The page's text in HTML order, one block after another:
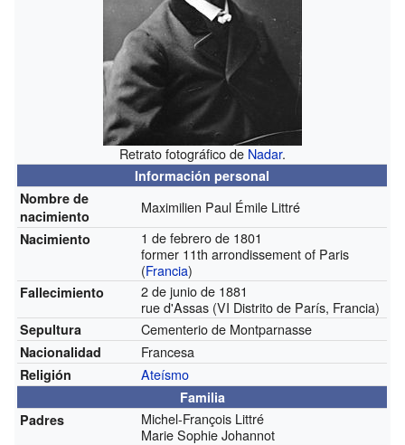
Retrato fotográfico de Nadar.
Información personal
Nombre de
nacimiento
Maximilien Paul Émile Littré
Nacimiento
1 de febrero de 1801
former 11th arrondissement of Paris
(Francia)
Fallecimiento
2 de junio de 1881
rue d'Assas (VI Distrito de París, Francia)
Sepultura Cementerio de Montparnasse
Nacionalidad Francesa
Religión Ateísmo
Familia
Padres
Michel-François Littré
Marie Sophie Johannot